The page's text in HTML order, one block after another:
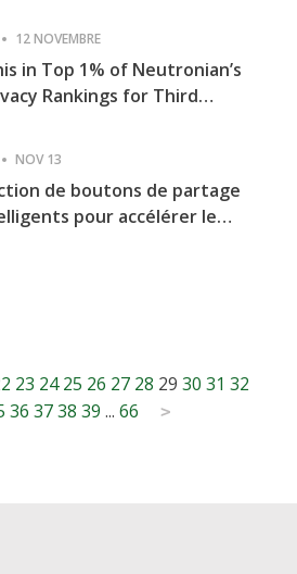
12 NOVEMBRE
in Top 1% of Neutronian’s
Rankings for Third
NOV 13
de boutons de partage
pour accélérer le
23 24 25 26 27 28 29 30 31 32
36 37 38 39 ... 66 >